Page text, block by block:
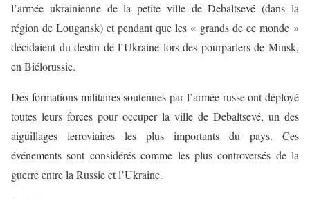
l’armée ukrainienne de la petite ville de Debaltsevé (dans la
région de Lougansk) et pendant que les « grands de ce monde »
décidaient du destin de l’Ukraine lors des pourparlers de Minsk,
en Biélorussie.
Des formations militaires soutenues par l’armée russe ont déployé
toutes leurs forces pour occuper la ville de Debaltsevé, un des
aiguillages ferroviaires les plus importants du pays. Ces
événements sont considérés comme les plus controversés de la
guerre entre la Russie et l’Ukraine.